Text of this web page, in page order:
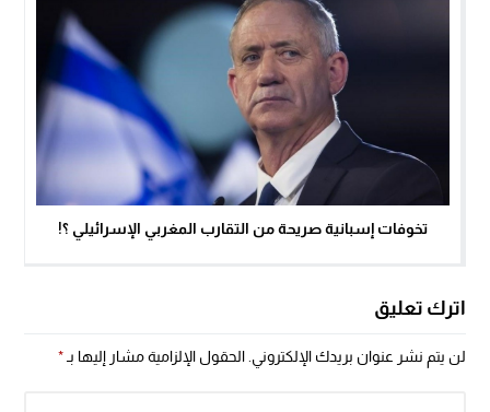
تخوفات إسبانية صريحة من التقارب المغربي الإسرائيلي ؟!
اترك تعليق
لن يتم نشر عنوان بريدك الإلكتروني. الحقول الإلزامية مشار إليها بـ*